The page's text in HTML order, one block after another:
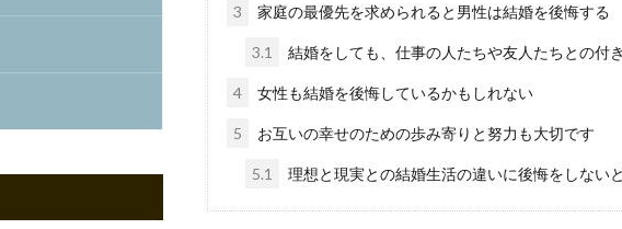
妻の不倫には正当
妻に不倫されてしまい
3 家庭の最優先を求められると男性は結婚を後悔する
3.1 結婚をしても、仕事の人たちや友人たちとの付
4 女性も結婚を後悔しているかもしれない
5 お互いの幸せのための歩み寄りと努力も大切です
5.1 理想と現実との結婚生活の違いに後悔をしない